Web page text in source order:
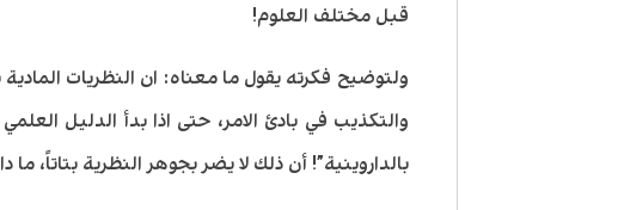
قبل مختلف العلوم!
ولتوضيح فكرته يقول ما معناه: ان النظريات
والتكذيب في بادئ الامر، حتى اذا بدأ الدليل
بالداروينية”! أن ذلك لا يضر بجوهر النظرية بتاتاً،